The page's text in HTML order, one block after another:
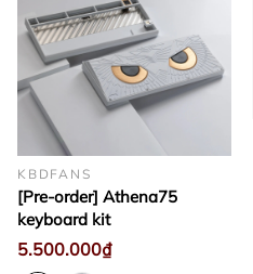
KBDFANS
[Pre-order] Athena75
keyboard kit
5.500.000₫